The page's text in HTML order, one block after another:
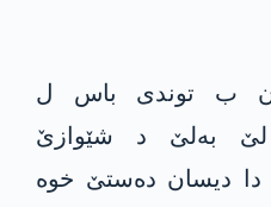
ب توندی باس ل
بەلێ د شێوازێ
دا دیسان دەستێ خوە